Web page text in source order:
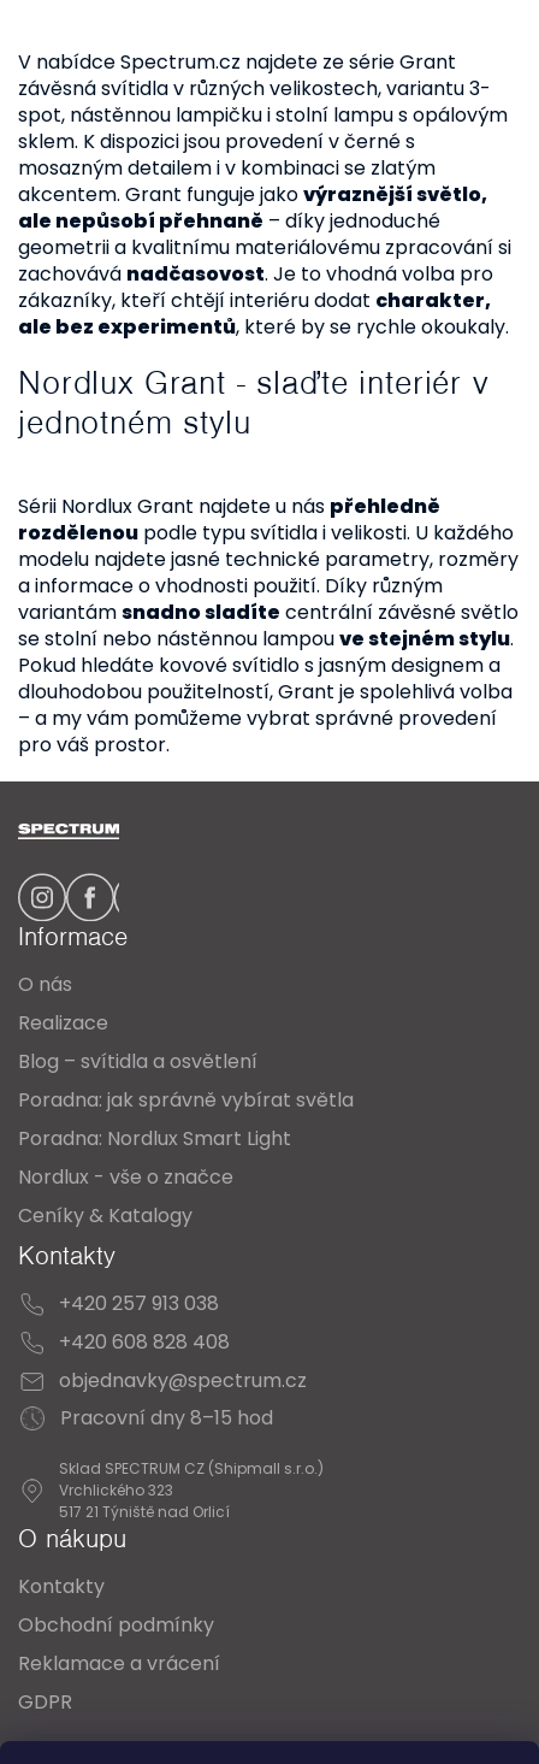
í
p
r
v
k
y
v
ý
i
V nabídce Spectrum.cz najdete ze série Grant
závěsná svítidla v různých velikostech, variantu 3-
spot, nástěnnou lampičku i stolní lampu s opálovým
sklem. K dispozici jsou provedení v černé s
mosazným detailem i v kombinaci se zlatým
akcentem. Grant funguje jakovýraznější světlo,
ale nepůsobí přehnaně – díky jednoduché
geometrii a kvalitnímu materiálovému zpracování si
zachovává nadčasovost. Je to vhodná volba pro
zákazníky, kteří chtějí interiéru dodat charakter,
ale bez experimentů, které by se rychle okoukaly.
Nordlux Grant - slaďte interiér v
jednotném stylu
Sérii Nordlux Grant najdete u nás přehledně
rozdělenou podle typu svítidla i velikosti. U každého
modelu najdete jasné technické parametry, rozměry
a informace o vhodnosti použití. Díky různým
variantámsnadno sladíte centrální závěsné světlo
se stolní nebo nástěnnou lampouve stejném stylu.
Pokud hledáte kovové svítidlo s jasným designem a
dlouhodobou použitelností, Grant je spolehlivá volba
– a my vám pomůžeme vybrat správné provedení
pro váš prostor.
Informace
O nás
Realizace
Blog – svítidla a osvětlení
Poradna: jak správně vybírat světla
Poradna: Nordlux Smart Light
Nordlux - vše o značce
Ceníky & Katalogy
Kontakty
+420 257 913 038
+420 608 828 408
objednavky@spectrum.cz
Pracovní dny 8–15 hod
Sklad SPECTRUM CZ (Shipmall s.r.o.)
Vrchlického 323
517 21 Týniště nad Orlicí
O nákupu
Kontakty
Obchodní podmínky
Reklamace a vrácení
GDPR